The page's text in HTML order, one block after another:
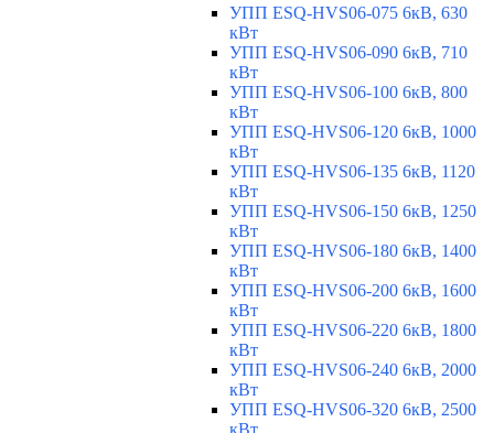
УПП ESQ-HVS06-075 6кВ, 630
кВт
УПП ESQ-HVS06-090 6кВ, 710
кВт
УПП ESQ-HVS06-100 6кВ, 800
кВт
УПП ESQ-HVS06-120 6кВ, 1000
кВт
УПП ESQ-HVS06-135 6кВ, 1120
кВт
УПП ESQ-HVS06-150 6кВ, 1250
кВт
УПП ESQ-HVS06-180 6кВ, 1400
кВт
УПП ESQ-HVS06-200 6кВ, 1600
кВт
УПП ESQ-HVS06-220 6кВ, 1800
кВт
УПП ESQ-HVS06-240 6кВ, 2000
кВт
УПП ESQ-HVS06-320 6кВ, 2500